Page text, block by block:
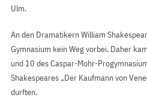
Ulm.
An den Dramatikern William
Gymnasium kein Weg vorbei. Daher
und 10 des Caspar-Mohr-
Shakespeares „Der Kaufmann von
durften.